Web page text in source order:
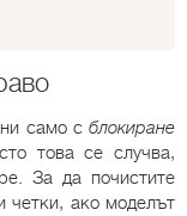
само с блокиране
това се случва,
За да почистите
четки, ако моделът